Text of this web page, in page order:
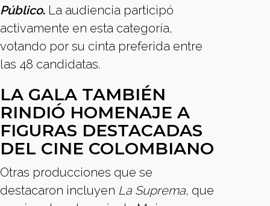
Público. La audiencia participó
activamente en esta categoría,
votando por su cinta preferida entre
las 48 candidatas.
LA GALA TAMBIÉN
RINDIÓ HOMENAJE A
FIGURAS DESTACADAS
DEL CINE COLOMBIANO
Otras producciones que se
destacaron incluyen La Suprema, que